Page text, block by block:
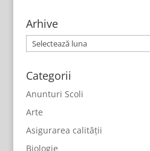
Arhive
Arhive
Categorii
Anunturi Scoli
Arte
Asigurarea calității
Biologie